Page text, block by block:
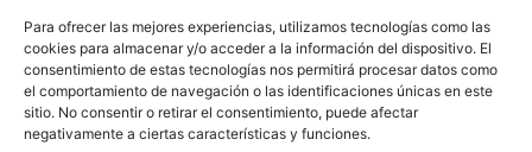
Para ofrecer las mejores experiencias, utilizamos tecnologías como las
cookies para almacenar y/o acceder a la información del dispositivo. El
consentimiento de estas tecnologías nos permitirá procesar datos como
el comportamiento de navegación o las identificaciones únicas en este
sitio. No consentir o retirar el consentimiento, puede afectar
negativamente a ciertas características y funciones.
Otros productos
CONSULTAR DISPONIBILIDAD